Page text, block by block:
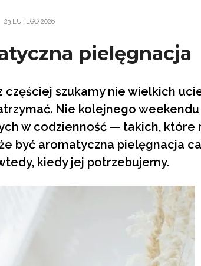
23 LUTEGO 2026
pielęgnacja
szukamy nie wielkich
Nie kolejnego weekendu
w codzienność — takich, które
być aromatyczna pielęgnacja
kiedy jej potrzebujemy.